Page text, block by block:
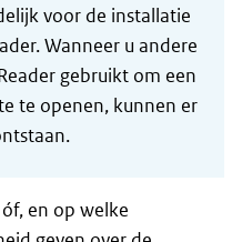
voor de installatie
Wanneer u andere
gebruikt om een
te openen, kunnen er
en op welke